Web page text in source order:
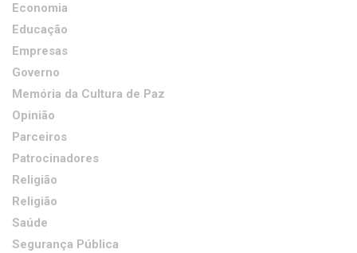
Economia
Educação
Empresas
Governo
Memória da Cultura de Paz
Opinião
Parceiros
Patrocinadores
Religião
Religião
Saúde
Segurança Pública